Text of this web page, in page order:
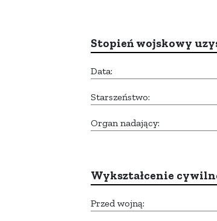
Stopień wojskowy
Data:
Starszeństwo:
Organ nadający:
Wykształcenie
Przed wojną: